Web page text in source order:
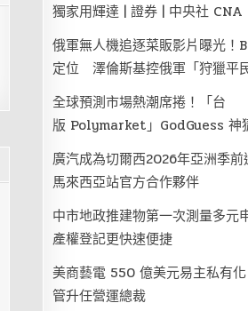
獨家用輝達 | 證券 | 中央社 CNA
俄軍無人機追逐菜販影片曝光！
定位 澤倫斯基控俄軍「狩獵平
全球預測市場熱潮席捲！「台
版 Polymarket」GodGuess 神
廣汽成為切爾西2026年亞洲季前
馬來西亞站官方合作夥伴
中市地政推建物第一次測量多
產權登記更快速便捷
美商藝電 550 億美元易主私有
管升任營運總裁